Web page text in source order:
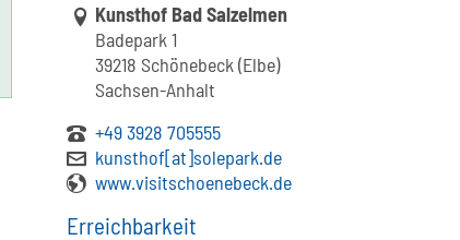
Link zur Google-Maps Navigation
Kunsthof Bad Salzelmen
Badepark 1
39218 Schönebeck (Elbe)
Sachsen-Anhalt
+49 3928 705555
kunsthof[at]solepark.de
www.visitschoenebeck.de
Erreichbarkeit